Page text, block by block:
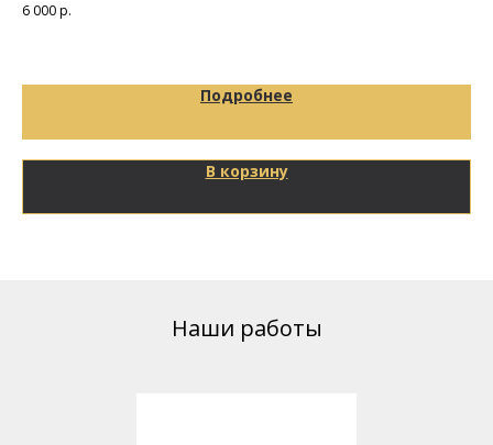
6 000р.
Подробнее
В корзину
Наши работы